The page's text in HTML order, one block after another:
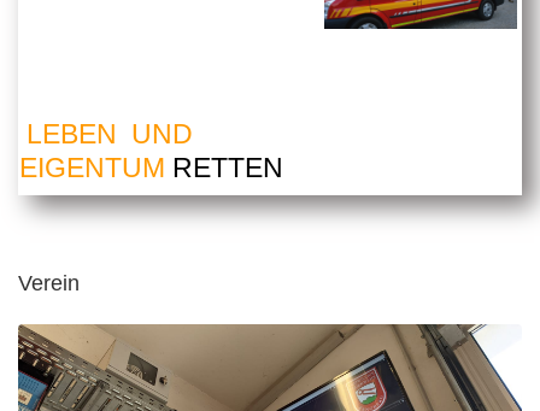
LEBEN UND
EIGENTUM RETTEN
Verein